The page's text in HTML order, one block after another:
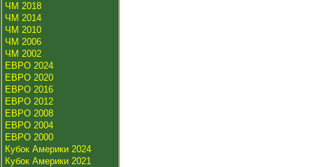
ЧМ 2018
ЧМ 2014
ЧМ 2010
ЧМ 2006
ЧМ 2002
ЕВРО 2024
ЕВРО 2020
ЕВРО 2016
ЕВРО 2012
ЕВРО 2008
ЕВРО 2004
ЕВРО 2000
Кубок Америки 2024
Кубок Америки 2021